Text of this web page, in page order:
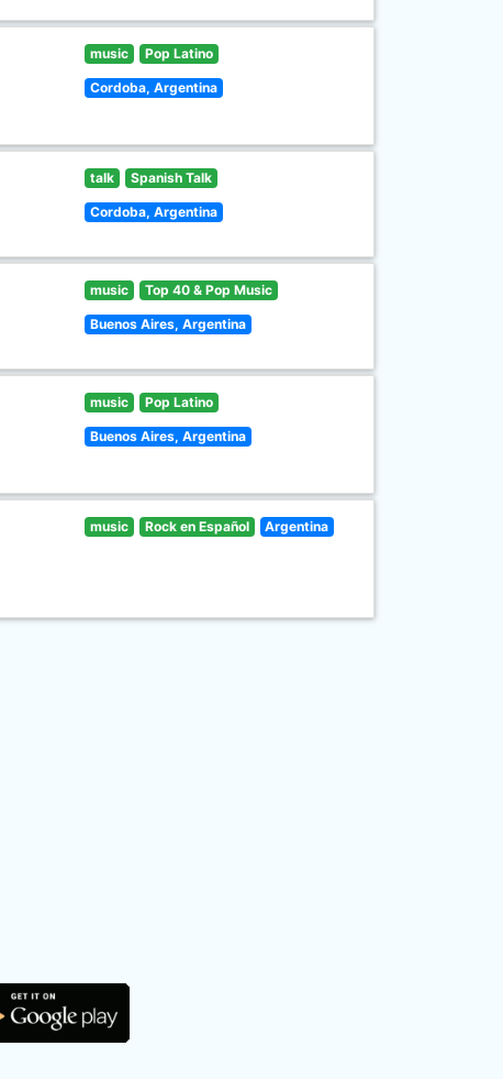
music Pop Latino
Cordoba, Argentina
talk Spanish Talk
Cordoba, Argentina
music Top 40 & Pop Music
Buenos Aires, Argentina
music Pop Latino
Buenos Aires, Argentina
music Rock en Español Argentina